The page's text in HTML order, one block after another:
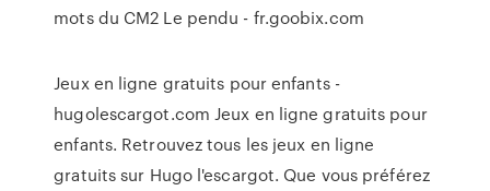
mots du CM2 Le pendu - fr.goobix.com
Jeux en ligne gratuits pour enfants -
hugolescargot.com Jeux en ligne gratuits pour
enfants. Retrouvez tous les jeux en ligne
gratuits sur Hugo l'escargot. Que vous préférez